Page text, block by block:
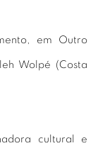
em Outro
Wolpé (Costa
cultural e